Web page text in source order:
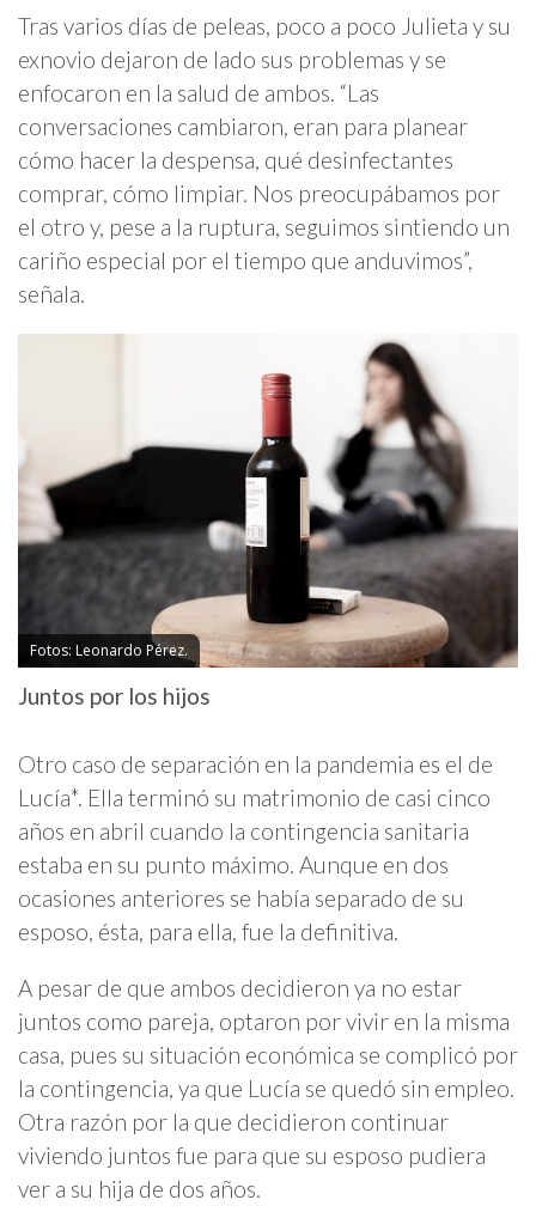
Tras varios días de peleas, poco a poco Julieta y su
exnovio dejaron de lado sus problemas y se
enfocaron en la salud de ambos. “Las
conversaciones cambiaron, eran para planear
cómo hacer la despensa, qué desinfectantes
comprar, cómo limpiar. Nos preocupábamos por
el otro y, pese a la ruptura, seguimos sintiendo un
cariño especial por el tiempo que anduvimos”,
señala.
Fotos: Leonardo Pérez.
Juntos por los hijos
Otro caso de separación en la pandemia es el de
Lucía*. Ella terminó su matrimonio de casi cinco
años en abril cuando la contingencia sanitaria
estaba en su punto máximo. Aunque en dos
ocasiones anteriores se había separado de su
esposo, ésta, para ella, fue la definitiva.
A pesar de que ambos decidieron ya no estar
juntos como pareja, optaron por vivir en la misma
casa, pues su situación económica se complicó por
la contingencia, ya que Lucía se quedó sin empleo.
Otra razón por la que decidieron continuar
viviendo juntos fue para que su esposo pudiera
ver a su hija de dos años.